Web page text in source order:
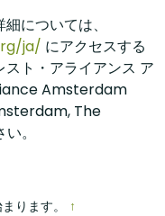
については、
ja/ にアクセスする
スト・アライアンス ア
Amsterdam
The
。
ります。 ↑